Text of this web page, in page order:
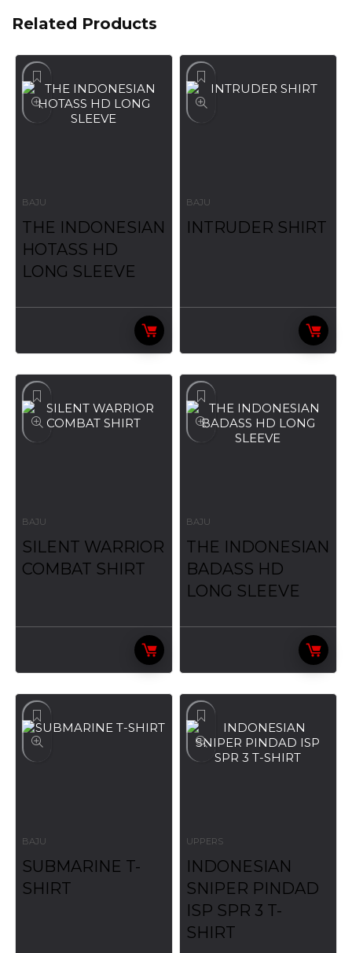
Related Products
BAJU
THE INDONESIAN
HOTASS HD
LONG SLEEVE
BAJU
INTRUDER SHIRT
BAJU
SILENT WARRIOR
COMBAT SHIRT
BAJU
THE INDONESIAN
BADASS HD
LONG SLEEVE
BAJU
SUBMARINE T-
SHIRT
UPPERS
INDONESIAN
SNIPER PINDAD
ISP SPR 3 T-
SHIRT